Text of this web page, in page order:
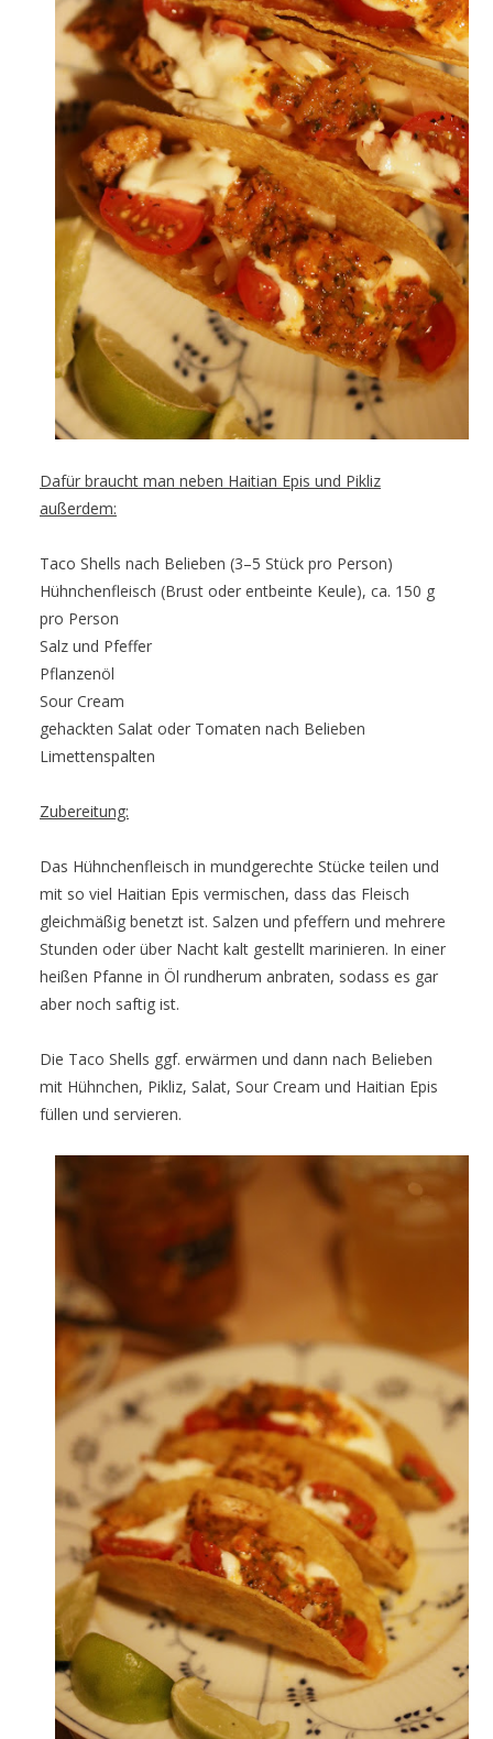
Dafür braucht man neben Haitian Epis und Pikliz
außerdem:
Taco Shells nach Belieben (3–5 Stück pro Person)
Hühnchenfleisch (Brust oder entbeinte Keule), ca. 150 g
pro Person
Salz und Pfeffer
Pflanzenöl
Sour Cream
gehackten Salat oder Tomaten nach Belieben
Limettenspalten
Zubereitung:
Das Hühnchenfleisch in mundgerechte Stücke teilen und
mit so viel Haitian Epis vermischen, dass das Fleisch
gleichmäßig benetzt ist. Salzen und pfeffern und mehrere
Stunden oder über Nacht kalt gestellt marinieren. In einer
heißen Pfanne in Öl rundherum anbraten, sodass es gar
aber noch saftig ist.
Die Taco Shells ggf. erwärmen und dann nach Belieben
mit Hühnchen, Pikliz, Salat, Sour Cream und Haitian Epis
füllen und servieren.